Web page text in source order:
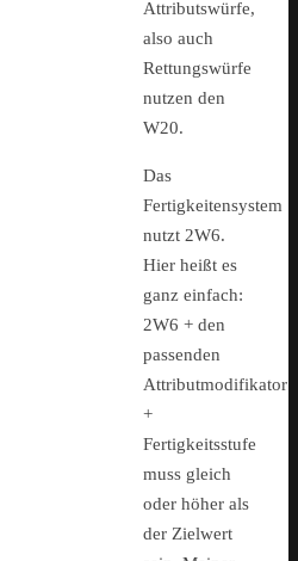
Attributswürfe,
also auch
Rettungswürfe
nutzen den
W20.
Das
Fertigkeitensystem
nutzt 2W6.
Hier heißt es
ganz einfach:
2W6 + den
passenden
Attributmodifikator
+
Fertigkeitsstufe
muss gleich
oder höher als
der Zielwert